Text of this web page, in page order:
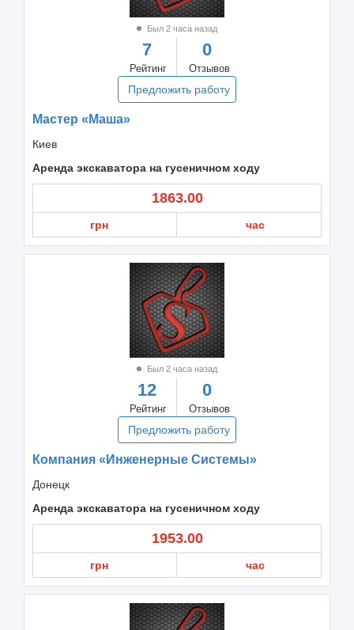
Был 2 часа назад
7
Рейтинг
0
Отзывов
Предложить работу
Мастер «Маша»
Киев
Аренда экскаватора на гусеничном ходу
1863.00
грн час
Был 2 часа назад
12
Рейтинг
0
Отзывов
Предложить работу
Компания «Инженерные Системы»
Донецк
Аренда экскаватора на гусеничном ходу
1953.00
грн час